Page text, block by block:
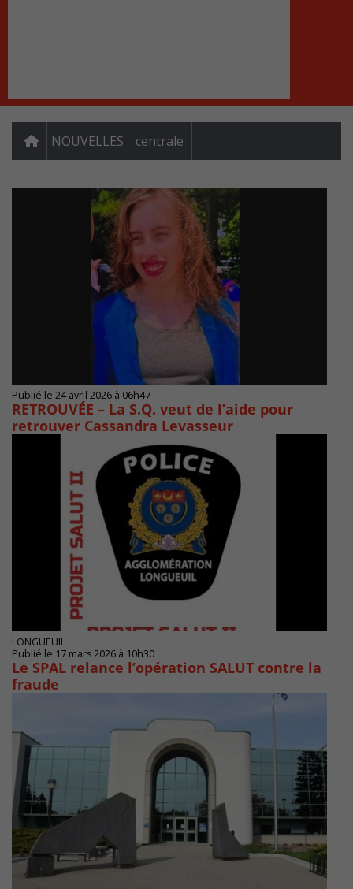
NOUVELLES centrale
Publié le 24 avril 2026 à 06h47
RETROUVÉE – La S.Q. veut de l’aide pour
retrouver Cassandra Levasseur
LONGUEUIL
Publié le 17 mars 2026 à 10h30
Le SPAL relance l’opération SALUT contre la
fraude